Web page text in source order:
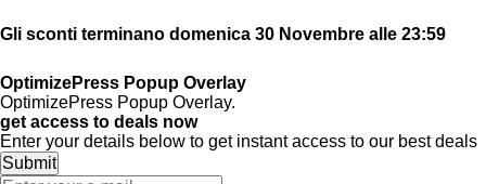
Gli sconti terminano domenica 30 Novembre alle 23:59
OptimizePress Popup Overlay
OptimizePress Popup Overlay.
get access to deals now
Enter your details below to get instant access to our best deals